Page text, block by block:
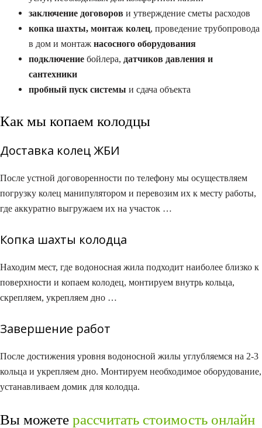
заключение договоров и утверждение сметы расходов
копка шахты, монтаж колец, проведение трубопровода
в дом и монтаж насосного оборудования
подключение бойлера,датчиков давления и
сантехники
пробный пуск системы и сдача объекта
Как мы копаем колодцы
Доставка колец ЖБИ
После устной договоренности по телефону мы осуществляем
погрузку колец манипулятором и перевозим их к месту работы,
где аккуратно выгружаем их на участок …
Копка шахты колодца
Находим мест, где водоносная жила подходит наиболее близко к
поверхности и копаем колодец, монтируем внутрь кольца,
скрепляем, укрепляем дно …
Завершение работ
После достижения уровня водоносной жилы углубляемся на 2-3
кольца и укрепляем дно. Монтируем необходимое оборудование,
устанавливаем домик для колодца.
Вы можете рассчитать стоимость онлайн​